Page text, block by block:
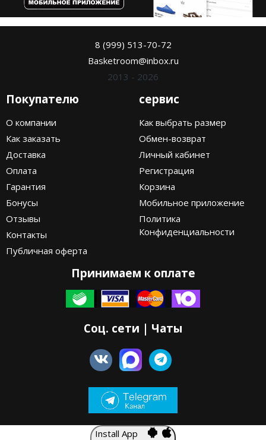
8 (999) 513-70-72
Basketroom@inbox.ru
2013 - 2026
Покупателю
О компании
Как заказать
Доставка
Оплата
Гарантия
Бонусы
Отзывы
Контакты
Публичная оферта
сервис
Как выбрать размер
Обмен-возврат
Личный кабинет
Регистрация
Корзина
Мобильное приложение
Политика
Конфиденциальности
Принимаем к оплате
Соц. сети | Чаты
Install App